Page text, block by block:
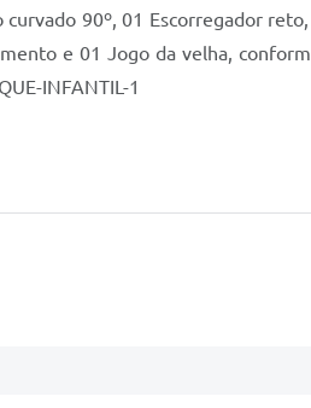
90º, 01 Escorregador
e 01 Jogo da velha,
INFANTIL-1